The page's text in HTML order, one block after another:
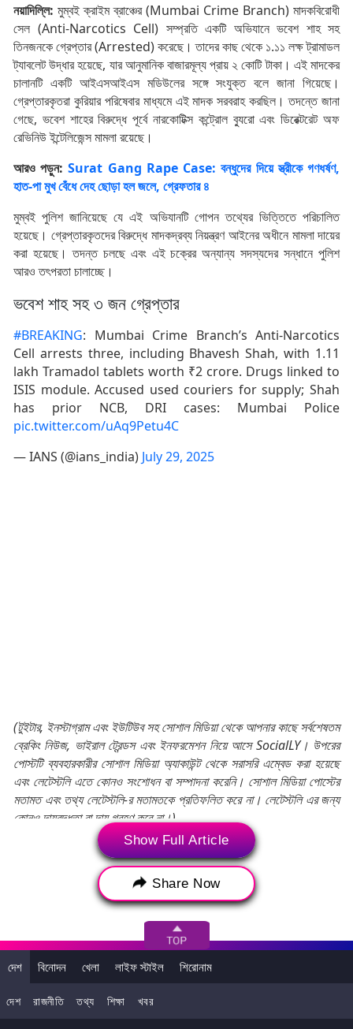
নয়াদিল্লি: মুম্বই ক্রাইম ব্রাঞ্চের (Mumbai Crime Branch) মাদকবিরোধী
সেল (Anti-Narcotics Cell) সম্প্রতি একটি অভিযানে ভবেশ শাহ সহ
তিনজনকে গ্রেপ্তার (Arrested) করেছে। তাদের কাছ থেকে ১.১১ লক্ষ ট্রামাডল
ট্যাবলেট উদ্ধার হয়েছে, যার আনুমানিক বাজারমূল্য প্রায় ২ কোটি টাকা। এই মাদকের
চালানটি একটি আইএসআইএস মডিউলের সঙ্গে সংযুক্ত বলে জানা গিয়েছে।
গ্রেপ্তারকৃতরা কুরিয়ার পরিষেবার মাধ্যমে এই মাদক সরবরাহ করছিল। তদন্তে জানা
গেছে, ভবেশ শাহের বিরুদ্ধে পূর্বে নারকোটিক্স কন্ট্রোল ব্যুরো এবং ডিরেক্টরেট অফ
রেভিনিউ ইন্টেলিজেন্স মামলা রয়েছে।
আরও পড়ুন:Surat Gang Rape Case: বন্ধুদের দিয়ে স্ত্রীকে গণধর্ষণ,
হাত-পা মুখ বেঁধে দেহ ছোড়া হল জলে, গ্রেফতার ৪
মুম্বই পুলিশ জানিয়েছে যে এই অভিযানটি গোপন তথ্যের ভিত্তিতে পরিচালিত
হয়েছে। গ্রেপ্তারকৃতদের বিরুদ্ধে মাদকদ্রব্য নিয়ন্ত্রণ আইনের অধীনে মামলা দায়ের
করা হয়েছে। তদন্ত চলছে এবং এই চক্রের অন্যান্য সদস্যদের সন্ধানে পুলিশ
আরও তৎপরতা চালাচ্ছে।
ভবেশ শাহ সহ ৩ জন গ্রেপ্তার
#BREAKING: Mumbai Crime Branch’s Anti-Narcotics
Cell arrests three, including Bhavesh Shah, with 1.11
lakh Tramadol tablets worth ₹2 crore. Drugs linked to
ISIS module. Accused used couriers for supply; Shah
has prior NCB, DRI cases: Mumbai Police
pic.twitter.com/uAq9Petu4C
— IANS (@ians_india) July 29, 2025
(টুইটার, ইনস্টাগ্রাম এবং ইউটিউব সহ সোশাল মিডিয়া থেকে আপনার কাছে সর্বশেষতম
ব্রেকিং নিউজ, ভাইরাল ট্রেন্ডস এবং ইনফরমেশন নিয়ে আসে SocialLY। উপরের
পোস্টটি ব্যবহারকারীর সোশাল মিডিয়া অ্যাকাউন্ট থেকে সরাসরি এম্বেড করা হয়েছে
এবং লেটেস্টলি এতে কোনও সংশোধন বা সম্পাদনা করেনি। সোশাল মিডিয়া পোস্টের
মতামত এবং তথ্য লেটেস্টলি-র মতামতকে প্রতিফলিত করে না। লেটেস্টলি এর জন্য
কোনও দায়বদ্ধতা বা দায় গ্রহণ করে না।)
Anti-Narcotics Cell
Mumbai Crime Branch
মুম্বই ক্রাইম ব্রাঞ্চ
মাদকবিরোধী অভিযান
Show Full Article
Share Now
দেশ বিনোদন খেলা লাইফ স্টাইল শিরোনাম
দেশ রাজনীতি তথ্য শিক্ষা খবর